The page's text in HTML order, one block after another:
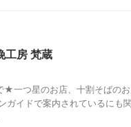
工房 梵蔵
一つ星のお店、十割そばの
ガイドで案内されているにも